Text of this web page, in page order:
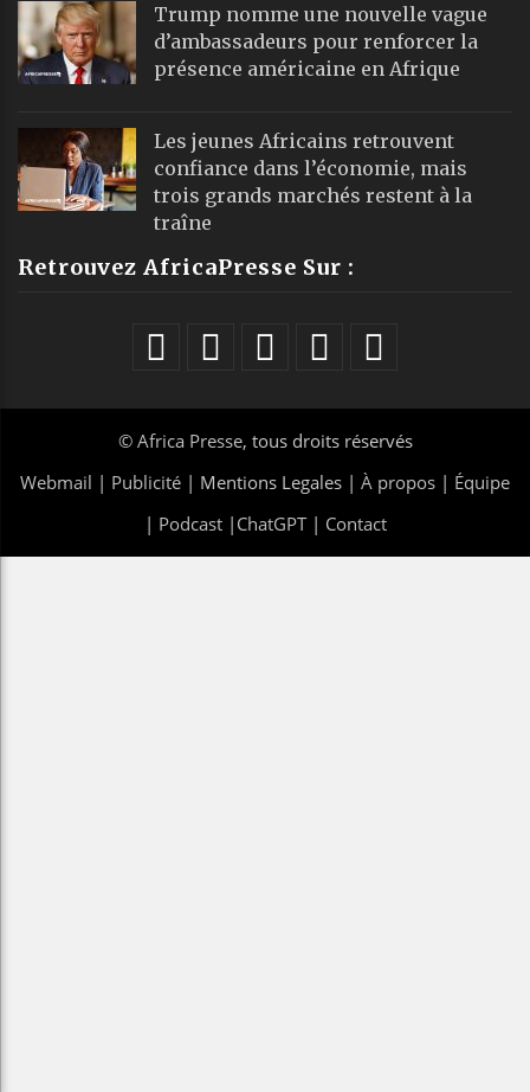
Trump nomme une nouvelle vague
d’ambassadeurs pour renforcer la
présence américaine en Afrique
Les jeunes Africains retrouvent
confiance dans l’économie, mais
trois grands marchés restent à la
traîne
Retrouvez AfricaPresse Sur :
© Africa Presse, tous droits réservés
Webmail | Publicité | Mentions Legales | À propos | Équipe
| Podcast| ChatGPT| Contact